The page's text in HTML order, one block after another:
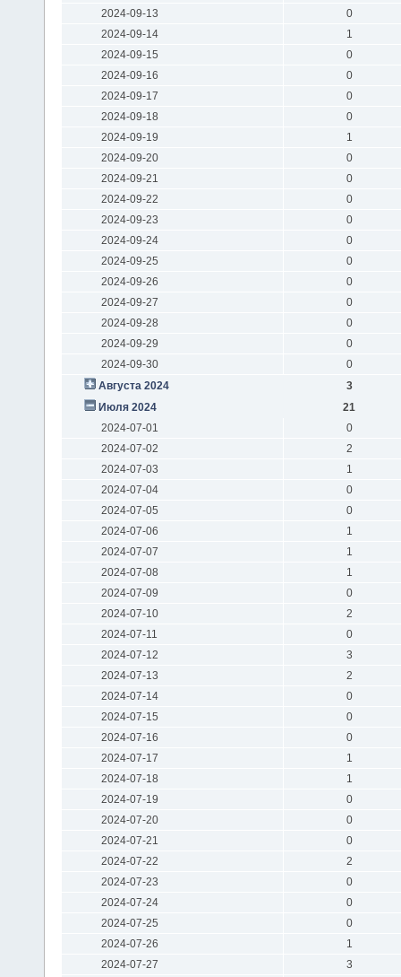
2024-09-13
0
2024-09-14
1
2024-09-15
0
2024-09-16
0
2024-09-17
0
2024-09-18
0
2024-09-19
1
2024-09-20
0
2024-09-21
0
2024-09-22
0
2024-09-23
0
2024-09-24
0
2024-09-25
0
2024-09-26
0
2024-09-27
0
2024-09-28
0
2024-09-29
0
2024-09-30
0
Августа 2024
3
Июля 2024
21
2024-07-01
0
2024-07-02
2
2024-07-03
1
2024-07-04
0
2024-07-05
0
2024-07-06
1
2024-07-07
1
2024-07-08
1
2024-07-09
0
2024-07-10
2
2024-07-11
0
2024-07-12
3
2024-07-13
2
2024-07-14
0
2024-07-15
0
2024-07-16
0
2024-07-17
1
2024-07-18
1
2024-07-19
0
2024-07-20
0
2024-07-21
0
2024-07-22
2
2024-07-23
0
2024-07-24
0
2024-07-25
0
2024-07-26
1
2024-07-27
3